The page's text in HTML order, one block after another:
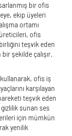
bir ofis
ekip üyeleri
ortamı
ofis
teşvik eden
şekilde çalışır.
ofis iş
karşılayan
teşvik eden
sunan ses
için mümkün
yenilik